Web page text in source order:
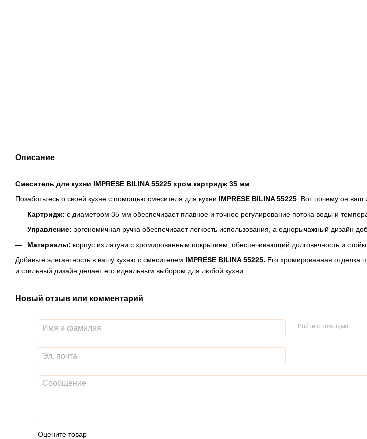
Описание
Смеситель для кухни IMPRESE BILINA 55225 хром картридж 35 мм
Позаботьтесь о своей кухне с помощью смесителя для кухни IMPRESE BILINA 55225. Вот почему он ваш
Картридж: с диаметром 35 мм обеспечивает плавное и точное регулирование потока воды и
Управление: эргономичная ручка обеспечивает легкость использования, а однорычажный дизайн
Материалы: корпус из латуни с хромированным покрытием, обеспечивающий долговечность и
Добавьте элегантность в вашу кухню с смесителем IMPRESE BILINA 55225. Его хромированная отделка
и стильный дизайн делает его идеальным выбором для любой кухни.
Новый отзыв или комментарий
Войти с помощью
Оцените товар